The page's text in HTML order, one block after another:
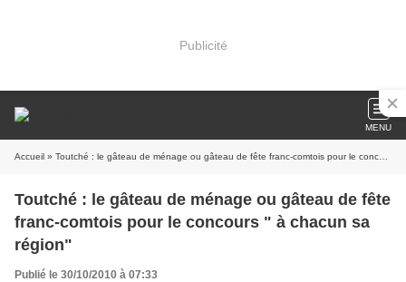
Publicité
MENU
Accueil » Toutché : le gâteau de ménage ou gâteau de fête franc-comtois pour le concours " à chacun sa région"
Toutché : le gâteau de ménage ou gâteau de fête
franc-comtois pour le concours " à chacun sa
région"
Publié le 30/10/2010 à 07:33